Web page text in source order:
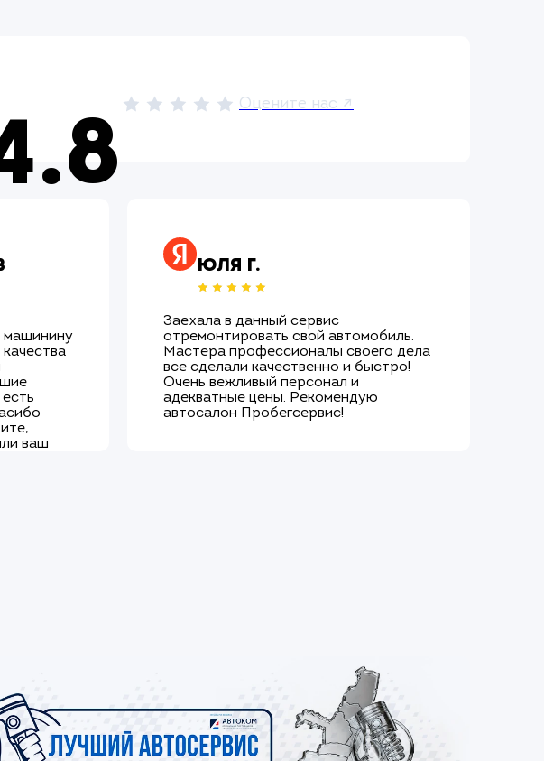
Оцените нас ↗
машинину
ваш
Юля Г.
Заехала в данный сервис
отремонтировать свой автомобиль.
Мастера профессионалы своего дела
все сделали качественно и быстро!
Очень вежливый персонал и
адекватные цены. Рекомендую
автосалон Пробегсервис!